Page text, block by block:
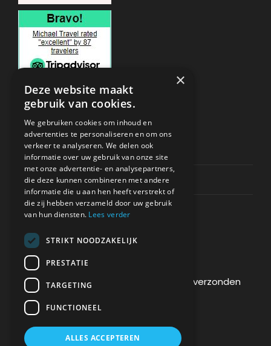
ONDERSTEUNING
Privacy & Policy
Contact Channels
BETAAL VEILIG BIJ ONS
De betaling wordt versleuteld en veilig verzonden
via een SSL-protocol.
×
Deze website maakt
gebruik van cookies.
We gebruiken cookies om inhoud en
advertenties te personaliseren en om ons
verkeer te analyseren. We delen ook
informatie over uw gebruik van onze site
met onze advertentie- en analysepartners,
die deze kunnen combineren met andere
informatie die u aan hen heeft verstrekt of
die zij hebben verzameld door uw gebruik
van hun diensten. Lees verder
STRIKT NOODZAKELIJK
PRESTATIE
TARGETING
FUNCTIONEEL
ALLES ACCEPTEREN